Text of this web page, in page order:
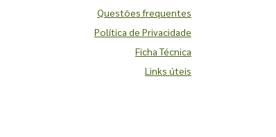
Questões frequentes
Política de Privacidade
Ficha Técnica
Links úteis